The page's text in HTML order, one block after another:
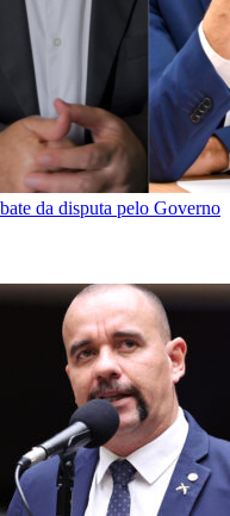
da disputa pelo Governo